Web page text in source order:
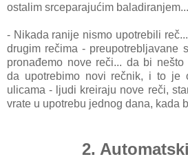
ostalim srceparajućim baladiranjem...
- Nikada ranije nismo upotrebili
drugim rečima - preupotrebljavane
pronađemo nove reči... da bi
da upotrebimo novi rečnik, i to je
ulicama - ljudi kreiraju nove reči,
vrate u upotrebu jednog dana, kada
2.